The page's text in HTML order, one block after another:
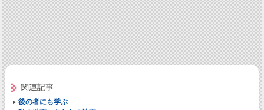
関連記事
後の者にも学ぶ